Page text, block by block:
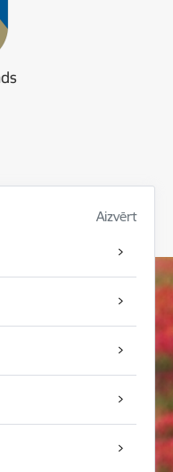
Aizvērt